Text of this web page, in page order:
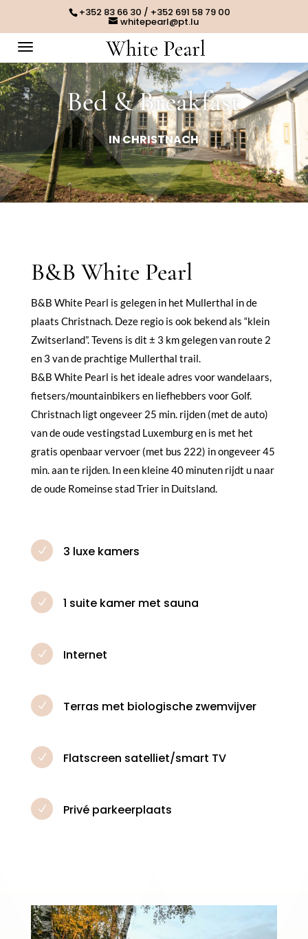
+352 83 66 30 / +352 691 58 79 00
whitepearl@pt.lu
Bed & Breakfast
IN CHRISTNACH
B&B White Pearl
B&B White Pearl is gelegen in het Mullerthal in de
plaats Christnach. Deze regio is ook bekend als “klein
Zwitserland”. Tevens is dit ± 3 km gelegen van route 2
en 3 van de prachtige Mullerthal trail.
B&B White Pearl is het ideale adres voor wandelaars,
fietsers/mountainbikers en liefhebbers voor Golf.
Christnach ligt ongeveer 25 min. rijden (met de auto)
van de oude vestingstad Luxemburg en is met het
gratis openbaar vervoer (met bus 222) in ongeveer 45
min. aan te rijden. In een kleine 40 minuten rijdt u naar
de oude Romeinse stad Trier in Duitsland.
N 3 luxe kamers
N 1 suite kamer met sauna
N Internet
N Terras met biologische zwemvijver
N Flatscreen satelliet/smart TV
N Privé parkeerplaats